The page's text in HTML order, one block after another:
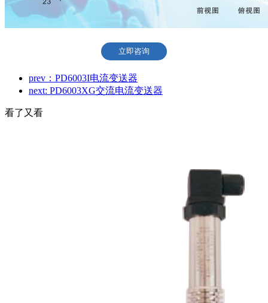
立即咨询
prev：PD6003I电流变送器
next: PD6003XG交流电流变送器
看了又看